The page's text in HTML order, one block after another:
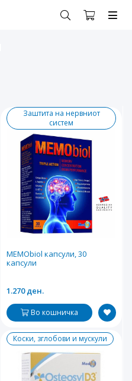
Заштита на нервниот
систем
MEMObiol капсули, 30
капсули
1.270 ден.
Во кошничка
Коски, зглобови и мускули